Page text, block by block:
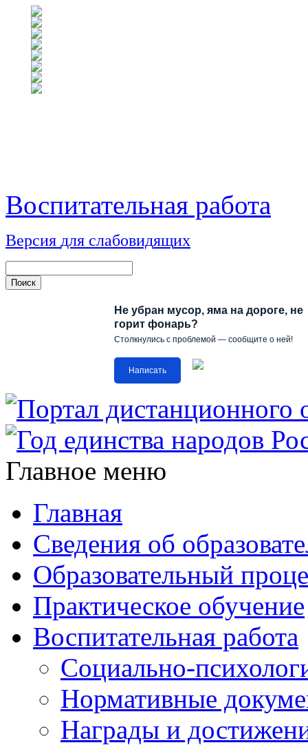
Воспитательная работа
Версия для слабовидящих
Не убран мусор, яма на дороге, не
горит фонарь?
Столкнулись с проблемой — сообщите о ней!
Написать
Главное меню
Главная
Сведения об
Образовательный
Практическое обучение
Воспитательная работа
Социально-
Нормативные
Награды и